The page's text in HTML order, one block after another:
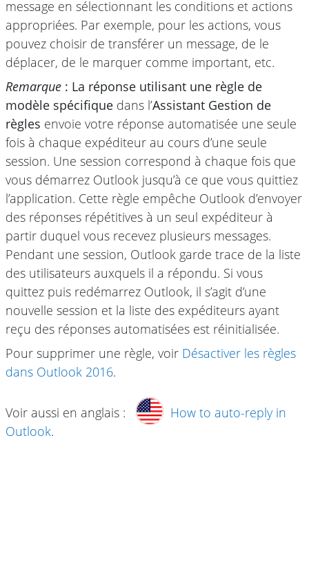
message en sélectionnant les conditions et actions
appropriées. Par exemple, pour les actions, vous
pouvez choisir de transférer un message, de le
déplacer, de le marquer comme important, etc.
Remarque : La réponse utilisant une règle de
modèle spécifique dans l’Assistant Gestion de
règles envoie votre réponse automatisée une seule
fois à chaque expéditeur au cours d’une seule
session. Une session correspond à chaque fois que
vous démarrez Outlook jusqu’à ce que vous quittiez
l’application. Cette règle empêche Outlook d’envoyer
des réponses répétitives à un seul expéditeur à
partir duquel vous recevez plusieurs messages.
Pendant une session, Outlook garde trace de la liste
des utilisateurs auxquels il a répondu. Si vous
quittez puis redémarrez Outlook, il s’agit d’une
nouvelle session et la liste des expéditeurs ayant
reçu des réponses automatisées est réinitialisée.
Pour supprimer une règle, voir Désactiver les règles
dans Outlook 2016.
Voir aussi en anglais :
How to auto-reply in
Outlook.